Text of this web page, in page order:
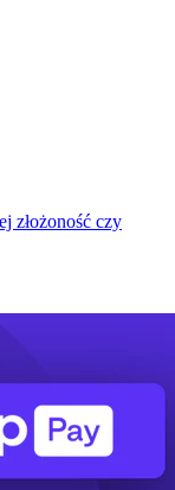
złożoność czy